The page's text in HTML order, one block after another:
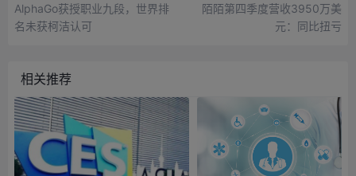
AlphaGo获授职业九段，世界排
名未获柯洁认可
陌陌第四季度营收3950万美
元：同比扭亏
相关推荐